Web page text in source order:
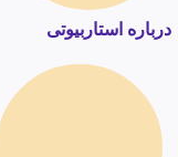
درباره استاربیوتی